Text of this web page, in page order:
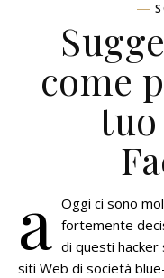
come
a Oggi ci sono
fortemente
di questi hacker
siti Web di società